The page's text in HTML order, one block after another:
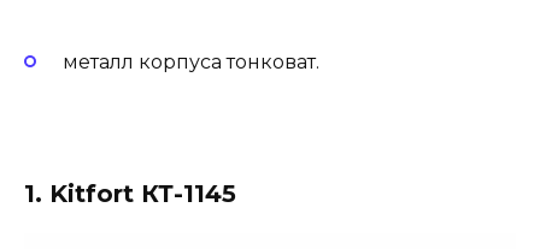
металл корпуса тонковат.
1. Kitfort КТ-1145